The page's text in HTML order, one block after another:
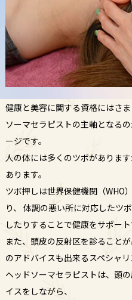
健康と美容に関する資格にはさ
ソーマセラピストの主軸となる
ージです。
人の体には多くのツボがありま
あります。
ツボ押しは世界保健機関（WHO
り、 体調の悪い所に対応したツ
したりすることで健康をサポート
また、頭皮の反射区を診ること
のアドバイスも出来るスペシャリ
ヘッドソーマセラピストは、頭
イスをしながら、